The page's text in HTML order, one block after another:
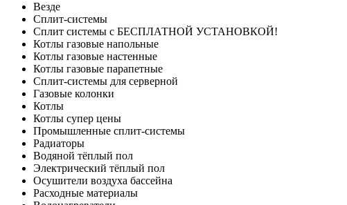
Везде
Сплит-системы
Сплит системы с БЕСПЛАТНОЙ УСТАНОВКОЙ!
Котлы газовые напольные
Котлы газовые настенные
Котлы газовые парапетные
Сплит-системы для серверной
Газовые колонки
Котлы
Котлы супер цены
Промышленные сплит-системы
Радиаторы
Водяной тёплый пол
Электрический тёплый пол
Осушители воздуха бассейна
Расходные материалы